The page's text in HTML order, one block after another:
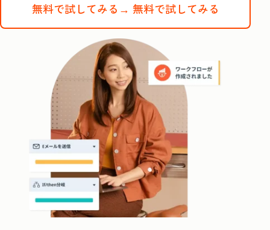
無料で試してみる→ 無料で試してみる